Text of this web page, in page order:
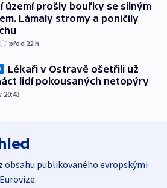
území prošly bouřky se silným
Lámaly stromy a poničily
před 22 h
Lékaři v Ostravě ošetřili už
lidí pokousaných netopýry
20:43
obsahu publikovaného evropskými